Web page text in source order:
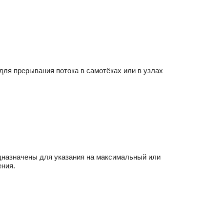
прерывания потока в самотёках или в узлах
для указания на максимальный или